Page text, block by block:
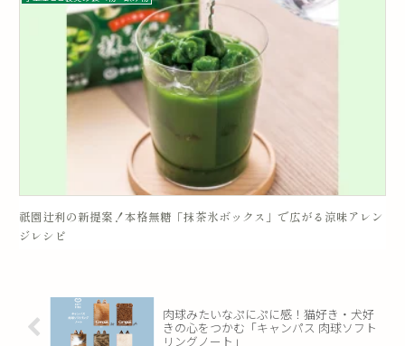
祇園辻利の新提案！本格無糖「抹茶氷ボックス」で広がる涼味アレン
ジレシピ
肉球みたいなぷにぷに感！猫好き・犬好
きの心をつかむ「キャンパス 肉球ソフト
リングノート」